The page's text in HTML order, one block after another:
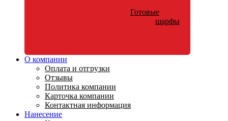
Готовые
шарфы
О компании
Оплата и отгрузки
Отзывы
Политика компании
Карточка компании
Контактная информация
Нанесение